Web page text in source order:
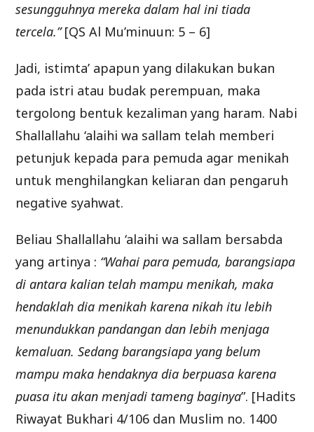
sesungguhnya mereka dalam hal ini tiada
tercela.”[QS Al Mu’minuun: 5 – 6]
Jadi, istimta’ apapun yang dilakukan bukan
pada istri atau budak perempuan, maka
tergolong bentuk kezaliman yang haram. Nabi
Shallallahu ‘alaihi wa sallam telah memberi
petunjuk kepada para pemuda agar menikah
untuk menghilangkan keliaran dan pengaruh
negative syahwat.
Beliau Shallallahu ‘alaihi wa sallam bersabda
yang artinya : “Wahai para pemuda, barangsiapa
di antara kalian telah mampu menikah, maka
hendaklah dia menikah karena nikah itu lebih
menundukkan pandangan dan lebih menjaga
kemaluan. Sedang barangsiapa yang belum
mampu maka hendaknya dia berpuasa karena
puasa itu akan menjadi tameng baginya”. [Hadits
Riwayat Bukhari 4/106 dan Muslim no. 1400